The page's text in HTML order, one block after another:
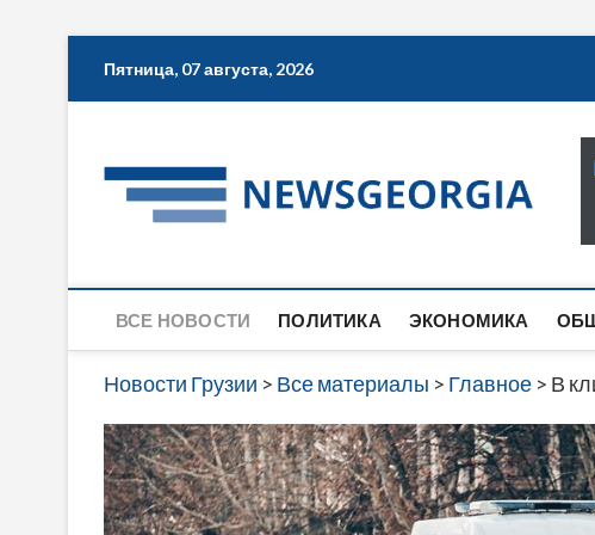
Пятница, 07 августа, 2026
ВСЕ НОВОСТИ ПОЛИТИКА ЭКОНОМИКА
Новости Грузии > Все материалы > Главное > В